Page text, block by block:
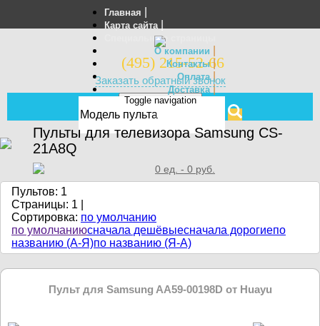
Главная
Карта сайта
Специальные страницы
О компании
Контакты |
Оплата |
Доставка |
Отзывы
(495) 215-52-66
Заказать обратный звонок
0 ед. - 0 руб.
Toggle navigation
МЕНЮ
Пульты для телевизора Samsung CS-
21A8Q
Пультов: 1
Страницы: 1
Сортировка: по умолчанию
по умолчаниюсначала дешёвыесначала дорогиепо
названию (А-Я)по названию (Я-А)
Пульт для Samsung AA59-00198D от Huayu